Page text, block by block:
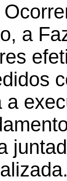
a
a